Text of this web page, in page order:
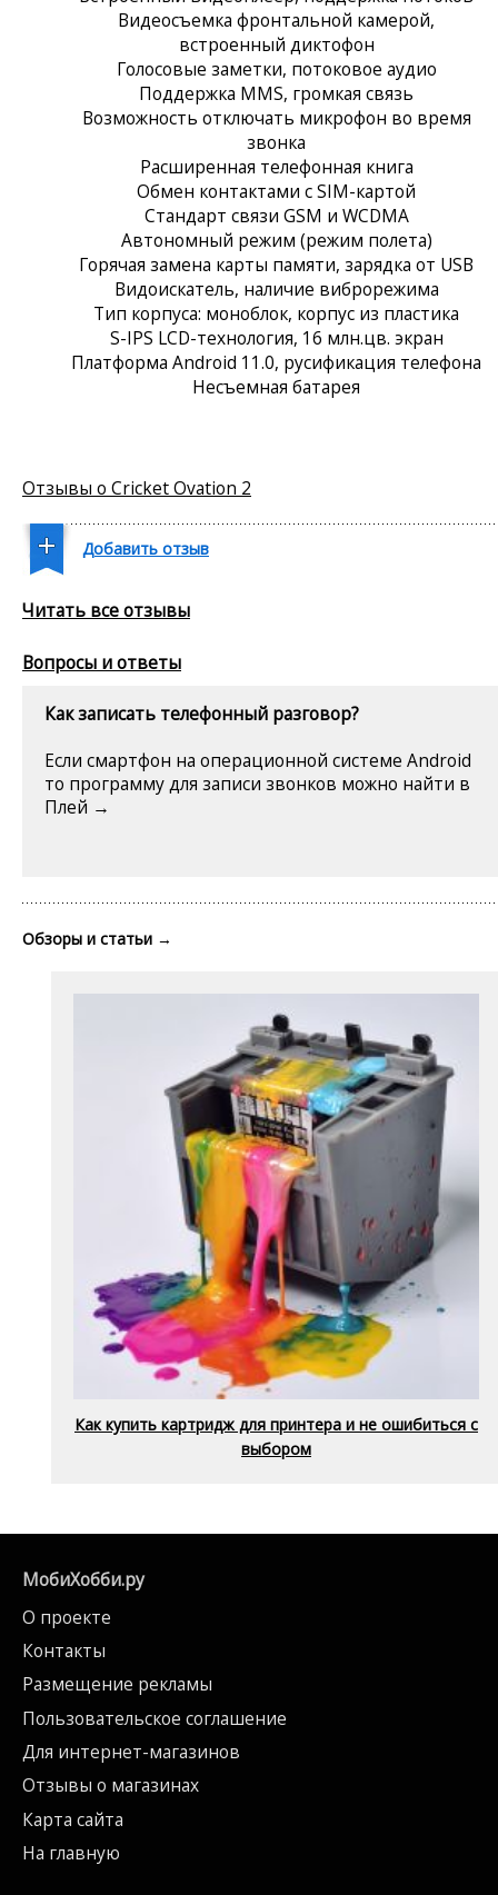
Видеосъемка фронтальной камерой,
встроенный диктофон
Голосовые заметки, потоковое аудио
Поддержка MMS, громкая связь
Возможность отключать микрофон во время
звонка
Расширенная телефонная книга
Обмен контактами с SIM-картой
Стандарт связи GSM и WCDMA
Автономный режим (режим полета)
Горячая замена карты памяти, зарядка от USB
Видоискатель, наличие виброрежима
Тип корпуса: моноблок, корпус из пластика
S-IPS LCD-технология, 16 млн.цв. экран
Платформа Android 11.0, русификация телефона
Несъемная батарея
Отзывы о Cricket Ovation 2
Добавить отзыв
Читать все отзывы
Вопросы и ответы
Как записать телефонный разговор?
Если смартфон на операционной системе Android
то программу для записи звонков можно найти в
Плей →
Обзоры и статьи →
Как купить картридж для принтера и не ошибиться с
выбором
МобиХобби.ру
О проекте
Контакты
Размещение рекламы
Пользовательское соглашение
Для интернет-магазинов
Отзывы о магазинах
Карта сайта
На главную